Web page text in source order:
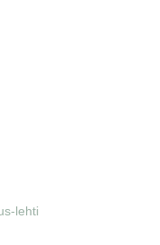
lehti